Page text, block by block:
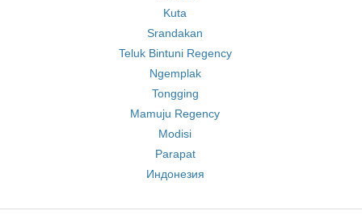
Kuta
Srandakan
Teluk Bintuni Regency
Ngemplak
Tongging
Mamuju Regency
Modisi
Parapat
Индонезия